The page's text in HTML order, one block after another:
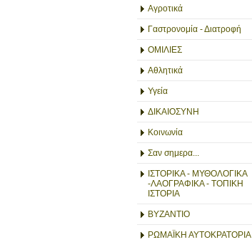
Αγροτικά
Γαστρονομία - Διατροφή
ΟΜΙΛΙΕΣ
Αθλητικά
Υγεία
ΔΙΚΑΙΟΣΥΝΗ
Κοινωνία
Σαν σημερα...
ΙΣΤΟΡΙΚΑ - ΜΥΘΟΛΟΓΙΚΑ
-ΛΑΟΓΡΑΦΙΚΑ - ΤΟΠΙΚΗ
ΙΣΤΟΡΙΑ
ΒΥΖΑΝΤΙΟ
ΡΩΜΑΪΚΗ ΑΥΤΟΚΡΑΤΟΡΙΑ